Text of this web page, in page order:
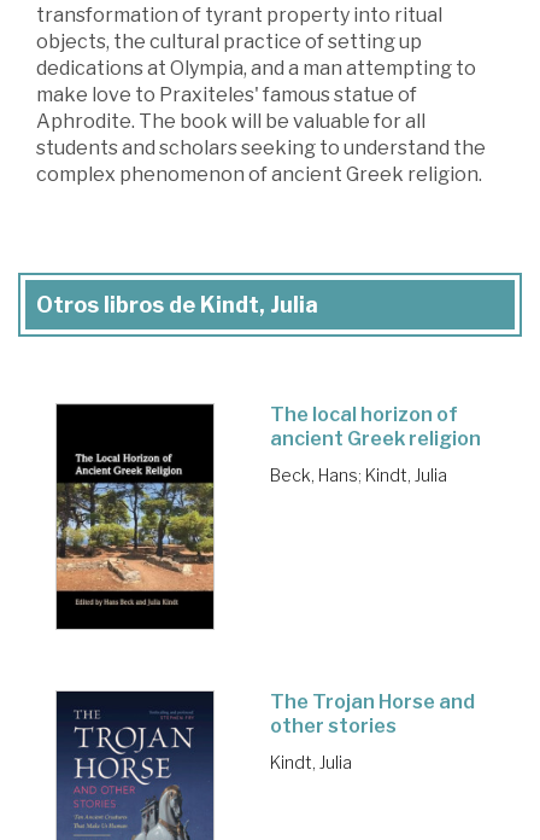
transformation of tyrant property into ritual
objects, the cultural practice of setting up
dedications at Olympia, and a man attempting to
make love to Praxiteles' famous statue of
Aphrodite. The book will be valuable for all
students and scholars seeking to understand the
complex phenomenon of ancient Greek religion.
Otros libros de Kindt, Julia
The local horizon of
ancient Greek religion
Beck, Hans; Kindt, Julia
The Trojan Horse and
other stories
Kindt, Julia